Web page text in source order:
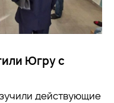
Югру с
действующие